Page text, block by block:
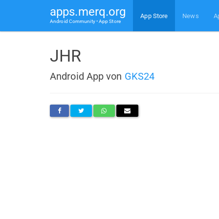
apps.merq.org
Android Community • App Store
App Store News
JHR
Android App von GKS24